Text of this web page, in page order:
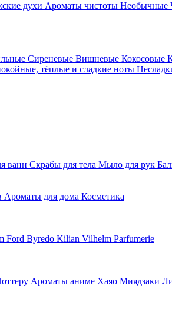
духи Ароматы чистоты Необычные
Сиреневые Вишневые Кокосовые
тёплые и сладкие ноты
ванн Скрабы для тела Мыло для рук
Ароматы для дома Косметика
Ford Byredo Kilian Vilhelm Parfumerie
Ароматы аниме Хаяо Миядзаки